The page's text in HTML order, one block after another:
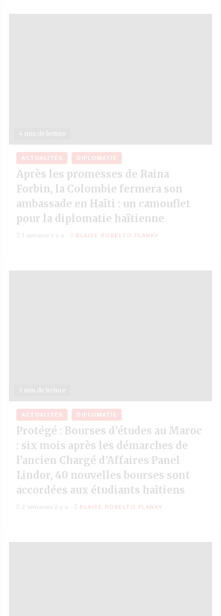
4 min de lecture
ACTUALITÉS DIPLOMATIE
Après les promesses de Raina
Forbin, la Colombie fermera son
ambassade en Haïti : un camouflet
pour la diplomatie haïtienne
1 semaine il y a BLAISE ROBELTO FLANKY
3 min de lecture
ACTUALITÉS DIPLOMATIE
Protégé : Bourses d’études au Maroc
: six mois après les démarches de
l’ancien Chargé d’Affaires Panel
Lindor, 40 nouvelles bourses sont
accordées aux étudiants haïtiens
2 semaines il y a BLAISE ROBELTO FLANKY